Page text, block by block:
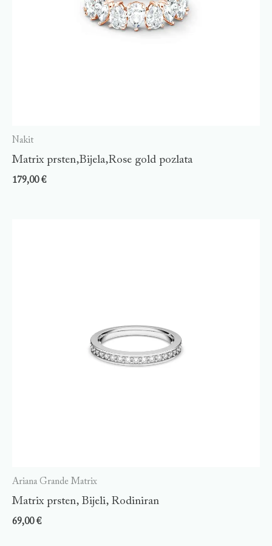
Nakit
Matrix prsten,Bijela,Rose gold pozlata
179,00€
Ariana Grande Matrix
Matrix prsten, Bijeli, Rodiniran
69,00€